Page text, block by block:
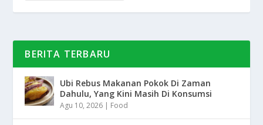
BERITA TERBARU
Ubi Rebus Makanan Pokok Di Zaman
Dahulu, Yang Kini Masih Di Konsumsi
Agu 10, 2026 | Food